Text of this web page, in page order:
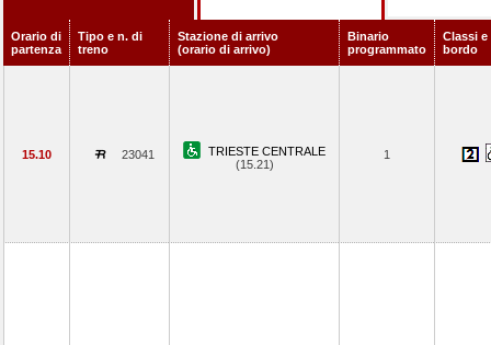
Orario di
partenza
Tipo e n. di
treno
Stazione di arrivo
(orario di arrivo)
Binario
programmato
Classi e
bordo
15.10 23041
TRIESTE CENTRALE
(15.21)
1